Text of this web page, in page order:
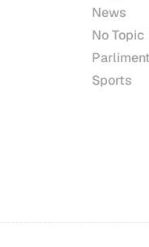
News
No Topic
Sports